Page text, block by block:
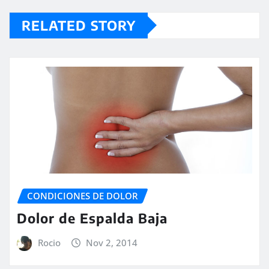
RELATED STORY
CONDICIONES DE DOLOR
Dolor de Espalda Baja
Rocio Nov 2, 2014